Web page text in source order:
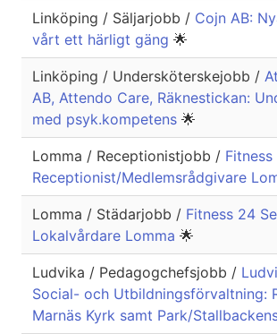
Linköping / Säljarjobb / Cojn AB:
vårt ett härligt gäng 🌟
Linköping / Undersköterskejobb /
AB, Attendo Care, Räknestickan:
med psyk.kompetens 🌟
Lomma / Receptionistjobb / Fitness
Receptionist/Medlemsrådgivare
Lomma / Städarjobb / Fitness 24
Lokalvårdare Lomma 🌟
Ludvika / Pedagogchefsjobb /
Social- och Utbildningsförvaltning:
Marnäs Kyrk samt Park/